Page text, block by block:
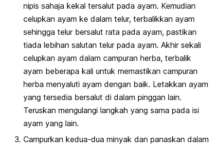
nipis sahaja kekal tersalut pada ayam. Kemudian
celupkan ayam ke dalam telur, terbalikkan ayam
sehingga telur bersalut rata pada ayam, pastikan
tiada lebihan salutan telur pada ayam. Akhir sekali
celupkan ayam dalam campuran herba, terbalik
ayam beberapa kali untuk memastikan campuran
herba menyaluti ayam dengan baik. Letakkan ayam
yang tersedia bersalut di dalam pinggan lain.
Teruskan mengulangi langkah yang sama pada isi
ayam yang lain.
Campurkan kedua-dua minyak dan panaskan dalam